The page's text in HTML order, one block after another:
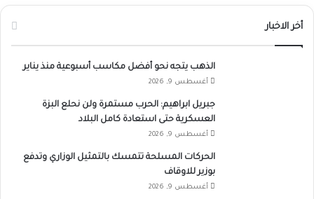
أخر الاخبار
الذهب يتجه نحو أفضل مكاسب أسبوعية منذ يناير
أغسطس 9, 2026
جبريل ابراهيم: الحرب مستمرة ولن نحلع البزة
العسكرية حتى استعادة كامل البلاد
أغسطس 9, 2026
الحركات المسلحة تتمسك بالتمثيل الوزاري وتدفع
بوزير للاوقاف
أغسطس 9, 2026